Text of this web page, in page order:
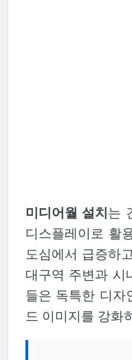
미디어월 설치는
디스플레이로 활
도심에서 급증하
대구역 주변과 시
들은 독특한 디자
드 이미지를 강화